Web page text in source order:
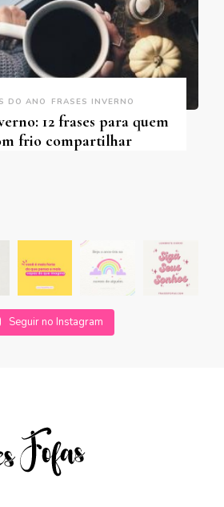
DO ANO FRASES INVERNO
12 frases para quem
frio compartilhar
Seguir no Instagram